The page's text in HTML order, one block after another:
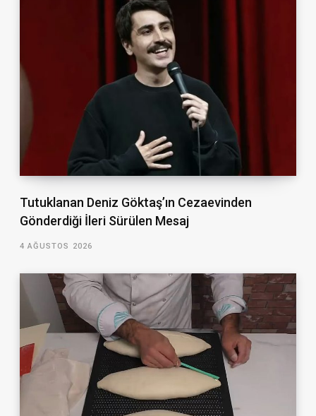
Tutuklanan Deniz Göktaş’ın Cezaevinden
Gönderdiği İleri Sürülen Mesaj
4 AĞUSTOS 2026